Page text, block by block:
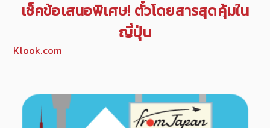
เช็คข้อเสนอพิเศษ! ตั๋วโดยสารสุดคุ้มใน
ญี่ปุ่น
Klook.com